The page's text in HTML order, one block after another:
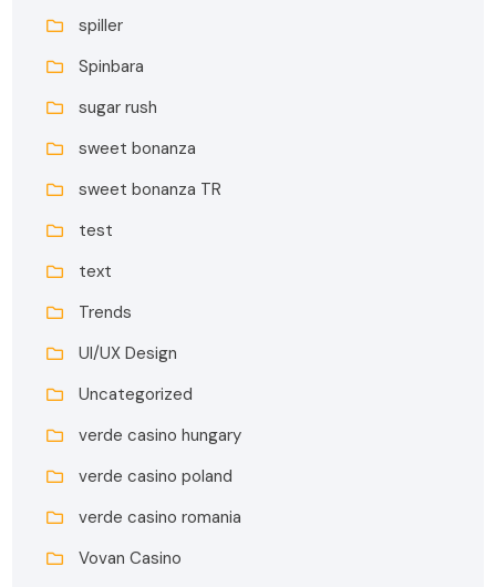
spiller
Spinbara
sugar rush
sweet bonanza
sweet bonanza TR
test
text
Trends
UI/UX Design
Uncategorized
verde casino hungary
verde casino poland
verde casino romania
Vovan Casino